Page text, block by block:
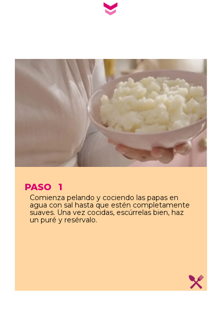
PASO 1
Comienza pelando y cociendo las papas en
agua con sal hasta que estén completamente
suaves. Una vez cocidas, escúrrelas bien, haz
un puré y resérvalo.